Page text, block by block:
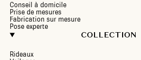
Conseil à domicile
Prise de mesures
Fabrication sur mesure
Pose experte
COLLECTION
Rideaux